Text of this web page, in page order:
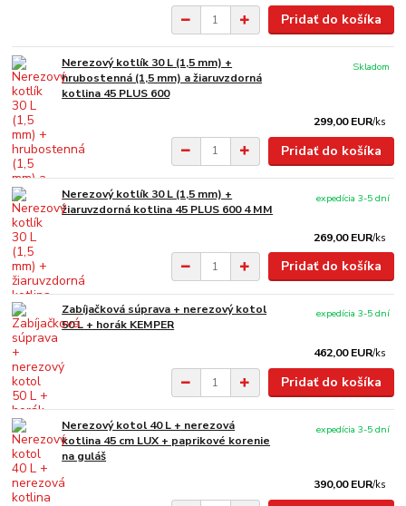
Pridať do košíka
Nerezový kotlík 30 L (1,5 mm) +
hrubostenná (1,5 mm) a žiaruvzdorná
kotlina 45 PLUS 600
299,00 EUR/ks
Skladom
Pridať do košíka
Nerezový kotlík 30 L (1,5 mm) +
žiaruvzdorná kotlina 45 PLUS 600 4 MM
269,00 EUR/ks
expedícia 3-5 dní
Pridať do košíka
Zabíjačková súprava + nerezový kotol
50 L + horák KEMPER
462,00 EUR/ks
expedícia 3-5 dní
Pridať do košíka
Nerezový kotol 40 L + nerezová
kotlina 45 cm LUX + paprikové korenie
na guláš
390,00 EUR/ks
expedícia 3-5 dní